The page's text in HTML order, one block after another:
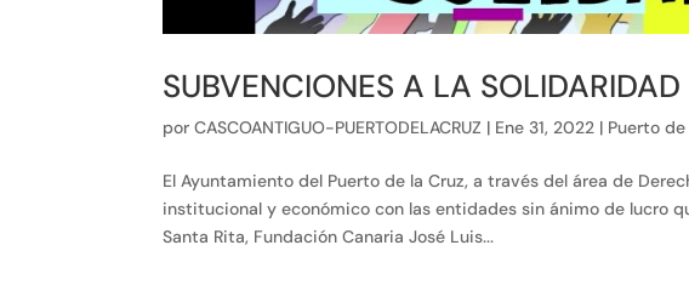
SUBVENCIONES A LA SOLIDARIDAD
porCASCOANTIGUO-PUERTODELACRUZ | Ene 31, 2022 | Puerto de
El Ayuntamiento del Puerto de la Cruz, a través del área de
institucional y económico con las entidades sin ánimo de lucro
Santa Rita, Fundación Canaria José Luis...